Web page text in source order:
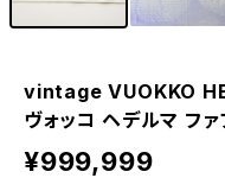
vintage VUOKKO
ヴォッコ ヘデルマ ファ
¥999,999